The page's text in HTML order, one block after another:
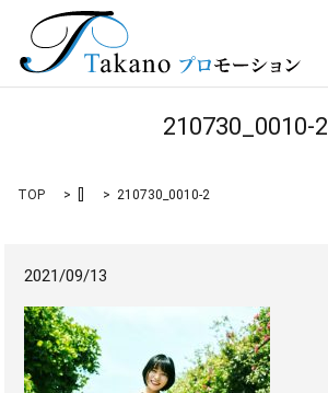
210730_0010-2
TOP 210730_0010-2
2021/09/13